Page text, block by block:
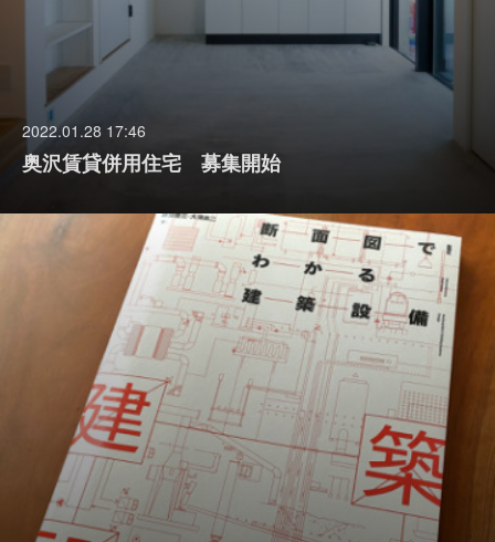
2022.01.28 17:46
奥沢賃貸併用住宅 募集開始